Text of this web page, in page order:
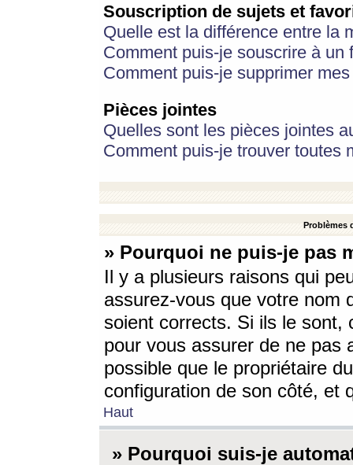
Souscription de sujets et
Quelle est la différence entre la
Comment puis-je souscrire à
Comment puis-je supprimer
Pièces jointes
Quelles sont les pièces jointes
Comment puis-je trouver toutes
Problèmes
» Pourquoi ne puis-je pas
Il y a plusieurs raisons qui
assurez-vous que votre nom
soient corrects. Si ils le sont,
pour vous assurer de ne pas
possible que le propriétaire
configuration de son côté, et
Haut
» Pourquoi suis-je